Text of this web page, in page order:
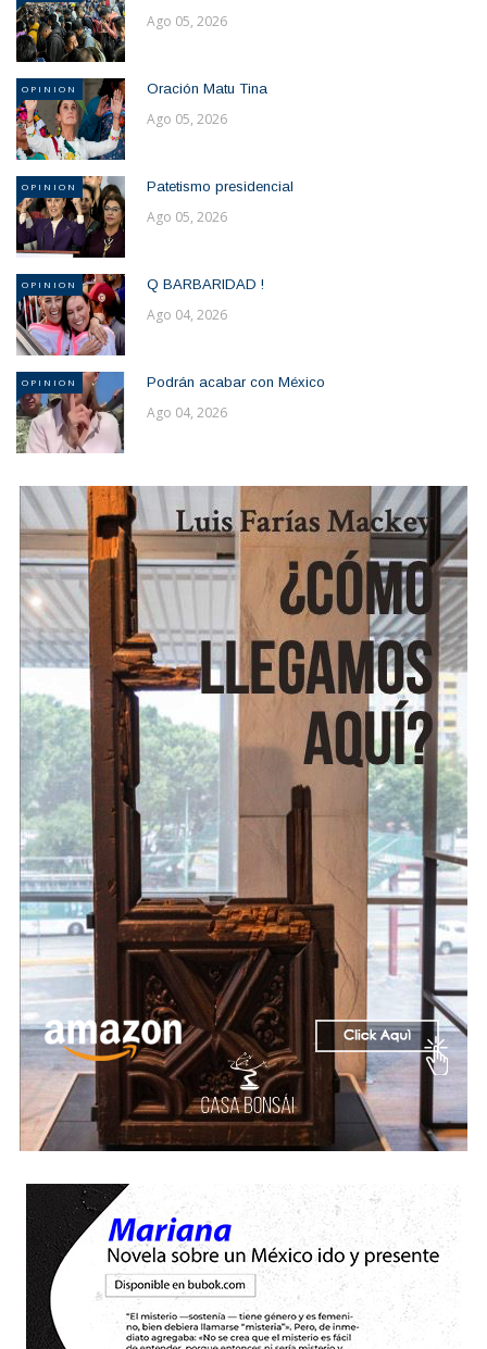
Ago 05, 2026
OPINION Oración Matu Tina
Ago 05, 2026
OPINION Patetismo presidencial
Ago 05, 2026
OPINION Q BARBARIDAD !
Ago 04, 2026
OPINION Podrán acabar con México
Ago 04, 2026